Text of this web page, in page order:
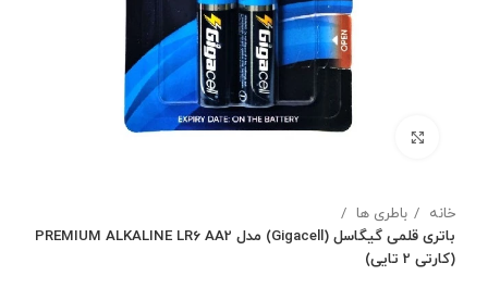
بزرگنمایی تصویر
خانه
باطری ها
باتری قلمی گیگاسل (Gigacell) مدل PREMIUM ALKALINE LR6 AA2
(کارتی 2 تایی)